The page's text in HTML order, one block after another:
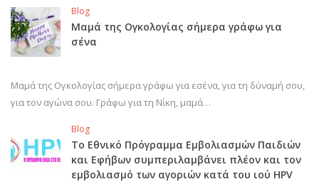
Blog
Μαμά της Ογκολογίας σήμερα γράφω για
σένα
Μαμά της Ογκολογίας σήμερα γράφω για εσένα, για τη δύναμή σου,
για τον αγώνα σου. Γράφω για τη Νίκη, μαμά…
Blog
Το Εθνικό Πρόγραμμα Εμβολιασμών Παιδιών
και Εφήβων συμπεριλαμβάνει πλέον και τον
εμβολιασμό των αγοριών κατά του ιού HPV